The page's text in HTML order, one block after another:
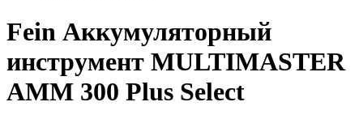
Fein Аккумуляторный
инструмент MULTIMASTER
AMM 300 Plus Select